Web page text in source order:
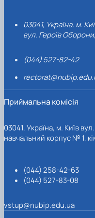
03041, Україна, м.
вул. Героїв
(044) 527-82-42
Приймальна комісія
03041, Україна, м. Київ
навчальний корпус № 1,
(044) 258-42-63
(044) 527-83-08
vstup@nubip.edu.ua